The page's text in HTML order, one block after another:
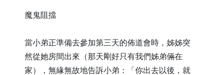
魔鬼阻擋
當小弟正準備去參加第三天的佈道會時，姊姊突
然從她房間出來（那天剛好只有我們姊弟倆在
家），無緣無故地告訴小弟：「你出去以後，就